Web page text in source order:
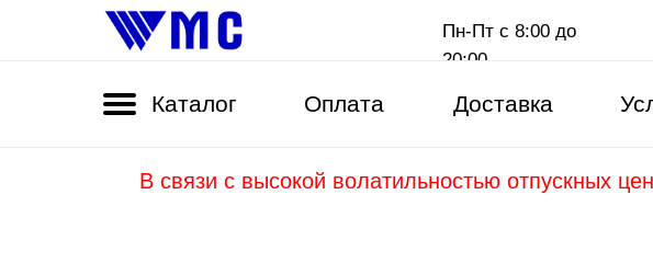
Пн-Пт с 8:00 до
20:00
Каталог Доставка
Оплата
В связи с высокой волатильностью отпускных